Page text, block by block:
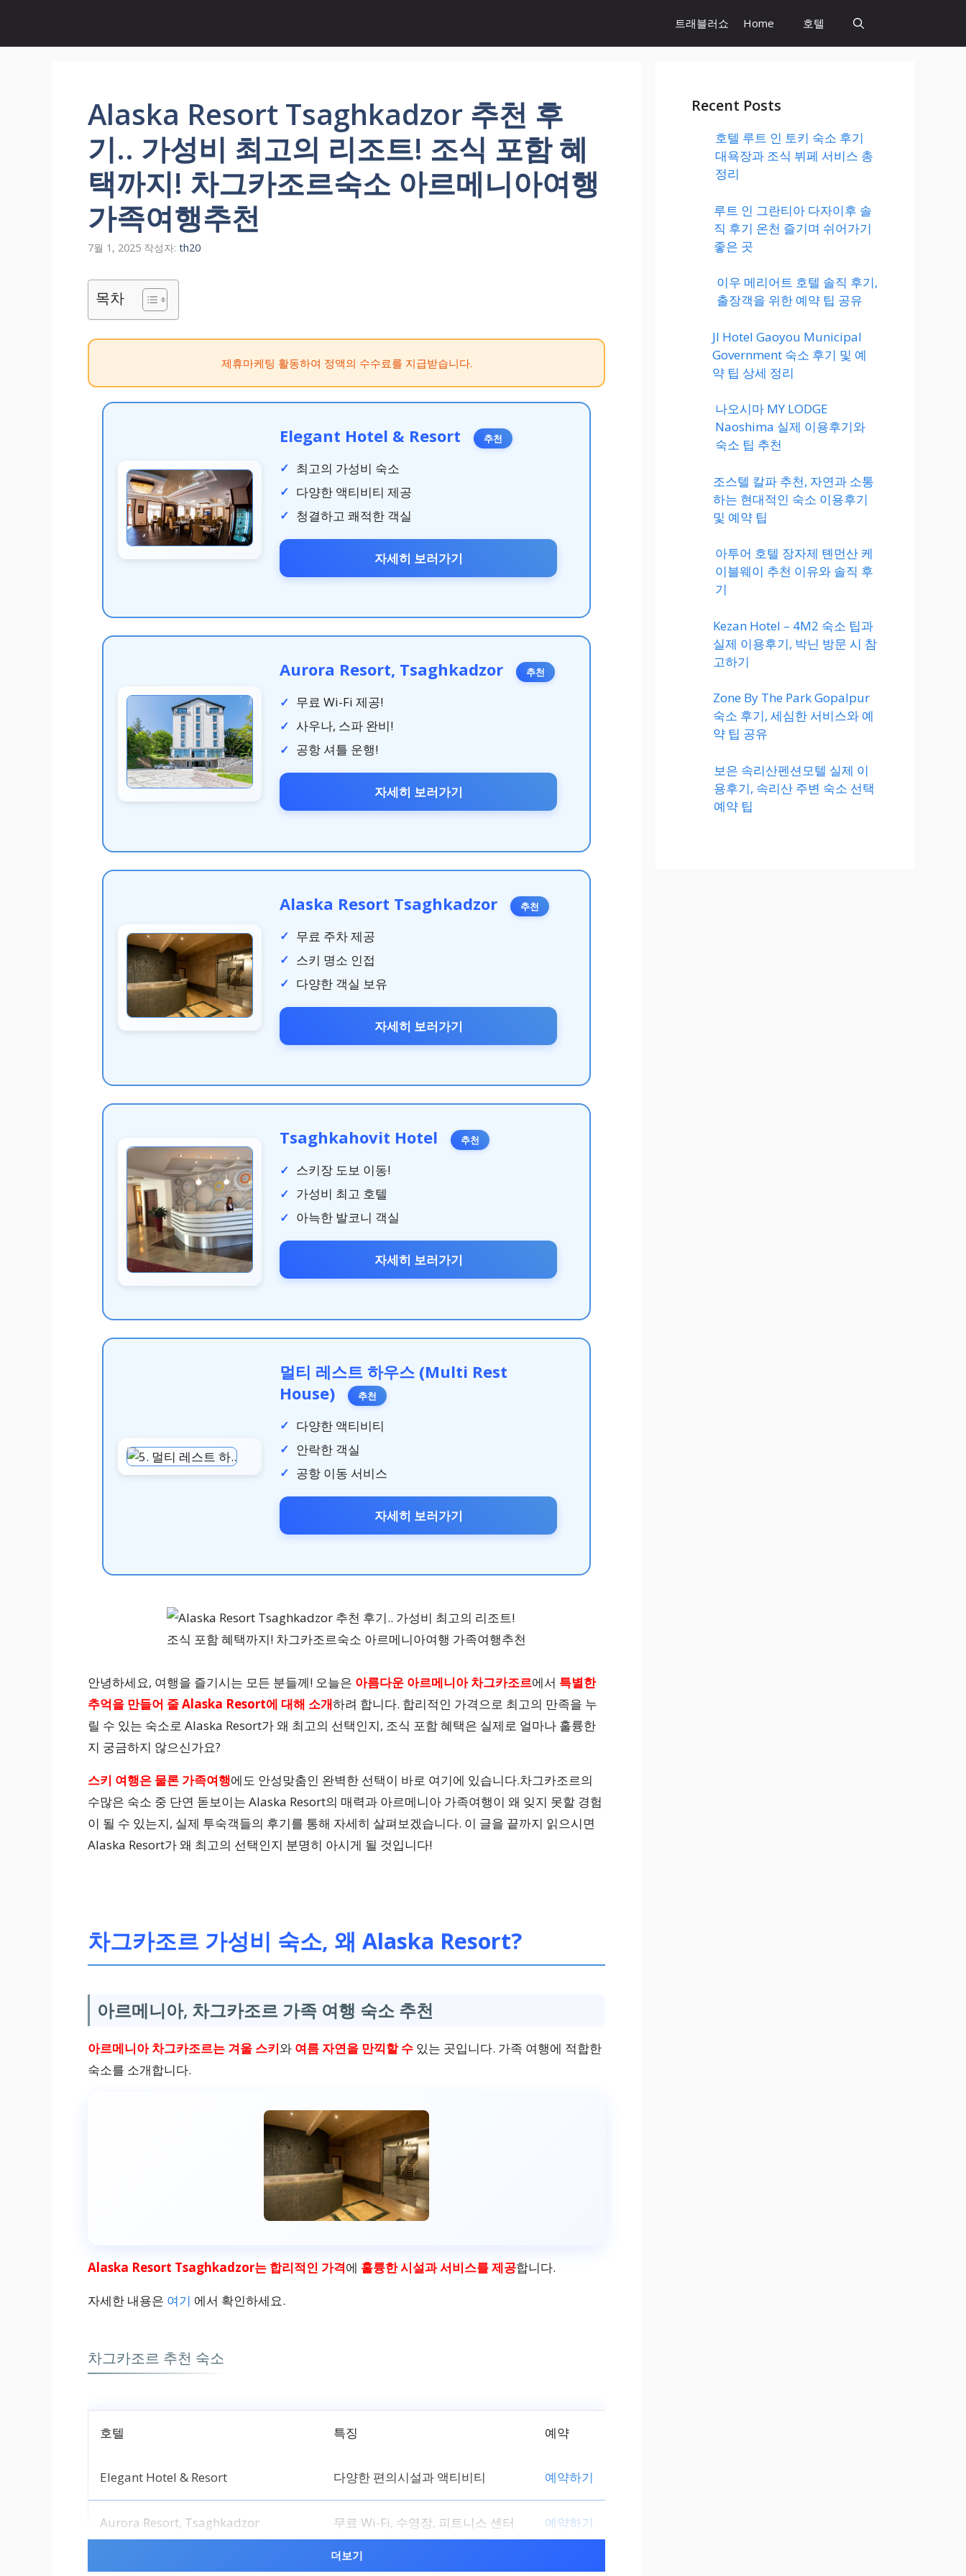
츠
트래블러쇼 Home 호텔
Alaska Resort Tsaghkadzor 추천 후
기.. 가성비 최고의 리조트! 조식 포함 혜
택까지! 차그카조르숙소 아르메니아여행
가족여행추천
7월 1, 2025 작성자: th20
목차
제휴마케팅 활동하여 정액의 수수료를 지급받습니다.
Elegant Hotel & Resort 추천
최고의 가성비 숙소
다양한 액티비티 제공
청결하고 쾌적한 객실
자세히 보러가기
Aurora Resort, Tsaghkadzor 추천
무료 Wi-Fi 제공!
사우나, 스파 완비!
공항 셔틀 운행!
자세히 보러가기
Alaska Resort Tsaghkadzor 추천
무료 주차 제공
스키 명소 인접
다양한 객실 보유
자세히 보러가기
Tsaghkahovit Hotel 추천
스키장 도보 이동!
가성비 최고 호텔
아늑한 발코니 객실
자세히 보러가기
멀티 레스트 하우스 (Multi Rest
House)
추천
다양한 액티비티
안락한 객실
공항 이동 서비스
자세히 보러가기
안녕하세요, 여행을 즐기시는 모든 분들께! 오늘은 아름다운 아르메니아 차그카조르에서 특별한
추억을 만들어 줄Alaska Resort에 대해 소개하려 합니다. 합리적인 가격으로 최고의 만족을 누
릴 수 있는 숙소로 Alaska Resort가 왜 최고의 선택인지, 조식 포함 혜택은 실제로 얼마나 훌륭한
지 궁금하지 않으신가요?
스키 여행은 물론 가족여행에도 안성맞춤인 완벽한 선택이 바로 여기에 있습니다.차그카조르의
수많은 숙소 중 단연 돋보이는 Alaska Resort의 매력과 아르메니아 가족여행이 왜 잊지 못할 경험
이 될 수 있는지, 실제 투숙객들의 후기를 통해 자세히 살펴보겠습니다. 이 글을 끝까지 읽으시면
Alaska Resort가 왜 최고의 선택인지 분명히 아시게 될 것입니다!
차그카조르 가성비 숙소, 왜 Alaska Resort?
아르메니아, 차그카조르 가족 여행 숙소 추천
아르메니아 차그카조르는 겨울 스키와 여름 자연을 만끽할 수 있는 곳입니다. 가족 여행에 적합한
숙소를 소개합니다.
Alaska Resort Tsaghkadzor는 합리적인 가격에 훌륭한 시설과 서비스를 제공합니다.
자세한 내용은 여기 에서 확인하세요.
차그카조르 추천 숙소
호텔 특징 예약
Elegant Hotel & Resort 다양한 편의시설과 액티비티 예약하기
Aurora Resort, Tsaghkadzor 무료 Wi-Fi, 수영장, 피트니스 센터 예약하기
주방, 정원, 바베큐 시설
더보기
Recent Posts
호텔 루트 인 토키 숙소 후기
대욕장과 조식 뷔페 서비스 총
정리
루트 인 그란티아 다자이후 솔
직 후기 온천 즐기며 쉬어가기
좋은 곳
이우 메리어트 호텔 솔직 후기,
출장객을 위한 예약 팁 공유
JI Hotel Gaoyou Municipal
Government 숙소 후기 및 예
약 팁 상세 정리
나오시마 MY LODGE
Naoshima 실제 이용후기와
숙소 팁 추천
조스텔 칼파 추천, 자연과 소통
하는 현대적인 숙소 이용후기
및 예약 팁
아투어 호텔 장자제 톈먼산 케
이블웨이 추천 이유와 솔직 후
기
Kezan Hotel – 4M2 숙소 팁과
실제 이용후기, 박닌 방문 시 참
고하기
Zone By The Park Gopalpur
숙소 후기, 세심한 서비스와 예
약 팁 공유
보은 속리산펜션모텔 실제 이
용후기, 속리산 주변 숙소 선택
예약 팁